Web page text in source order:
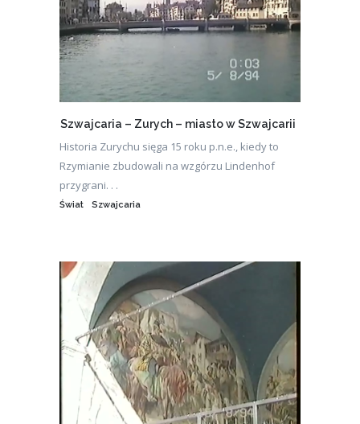
Szwajcaria – Zurych – miasto w Szwajcarii
Historia Zurychu sięga 15 roku p.n.e., kiedy to
Rzymianie zbudowali na wzgórzu Lindenhof
przygrani. . .
Świat Szwajcaria